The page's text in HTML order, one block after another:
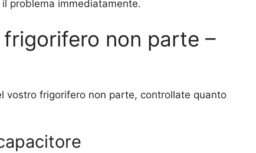
problema immediatamente.
non parte –
vostro frigorifero non parte, controllate quanto